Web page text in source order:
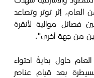
العام، إثر توتر وتصاعد
فصائل موالية لأنقرة
من جهة أخرى".
حاول بدايةً احتواء
بعد قيام عناصر